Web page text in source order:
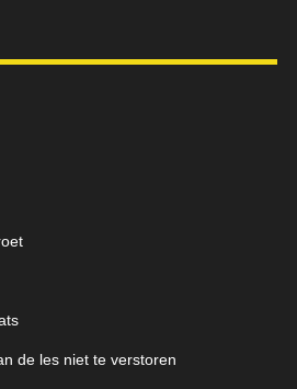
de les niet te verstoren